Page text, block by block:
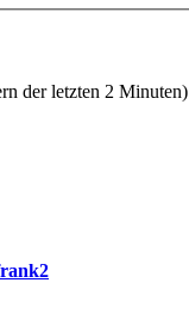
der letzten 2 Minuten)